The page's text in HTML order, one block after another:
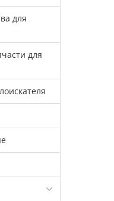
для
для